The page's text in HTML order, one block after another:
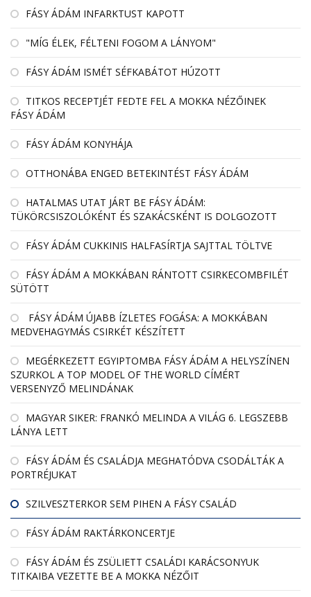
FÁSY ÁDÁM INFARKTUST KAPOTT
"MÍG ÉLEK, FÉLTENI FOGOM A LÁNYOM"
FÁSY ÁDÁM ISMÉT SÉFKABÁTOT HÚZOTT
TITKOS RECEPTJÉT FEDTE FEL A MOKKA NÉZŐINEK
FÁSY ÁDÁM
FÁSY ÁDÁM KONYHÁJA
OTTHONÁBA ENGED BETEKINTÉST FÁSY ÁDÁM
HATALMAS UTAT JÁRT BE FÁSY ÁDÁM:
TÜKÖRCSISZOLÓKÉNT ÉS SZAKÁCSKÉNT IS DOLGOZOTT
FÁSY ÁDÁM CUKKINIS HALFASÍRTJA SAJTTAL TÖLTVE
FÁSY ÁDÁM A MOKKÁBAN RÁNTOTT CSIRKECOMBFILÉT
SÜTÖTT
FÁSY ÁDÁM ÚJABB ÍZLETES FOGÁSA: A MOKKÁBAN
MEDVEHAGYMÁS CSIRKÉT KÉSZÍTETT
MEGÉRKEZETT EGYIPTOMBA FÁSY ÁDÁM A HELYSZÍNEN
SZURKOL A TOP MODEL OF THE WORLD CÍMÉRT
VERSENYZŐ MELINDÁNAK
MAGYAR SIKER: FRANKÓ MELINDA A VILÁG 6. LEGSZEBB
LÁNYA LETT
FÁSY ÁDÁM ÉS CSALÁDJA MEGHATÓDVA CSODÁLTÁK A
PORTRÉJUKAT
SZILVESZTERKOR SEM PIHEN A FÁSY CSALÁD
FÁSY ÁDÁM RAKTÁRKONCERTJE
FÁSY ÁDÁM ÉS ZSÜLIETT CSALÁDI KARÁCSONYUK
TITKAIBA VEZETTE BE A MOKKA NÉZŐIT